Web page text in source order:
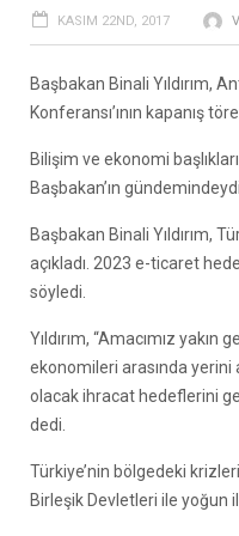
KASIM 22ND, 2017
Başbakan Binali Yıldırım,
Konferansı’ının kapanış
Bilişim ve ekonomi
Başbakan’ın gündemindeydi.
Başbakan Binali Yıldırım,
açıkladı. 2023 e-ticaret
söyledi.
Yıldırım, “Amacımız
ekonomileri arasında yerini
olacak ihracat hedeflerini
dedi.
Türkiye’nin bölgedeki
Birleşik Devletleri ile yoğun